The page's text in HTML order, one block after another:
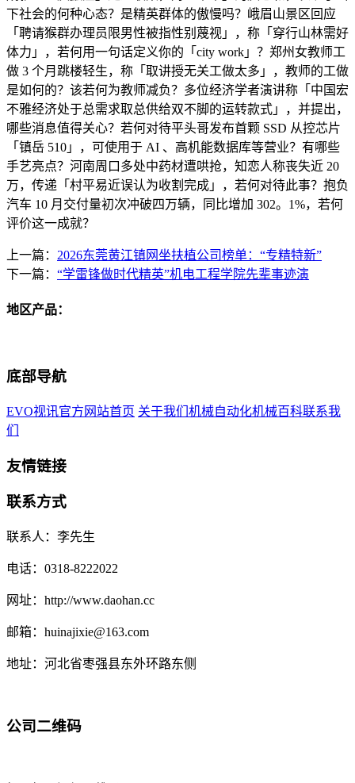
下社会的何种心态？是精英群体的傲慢吗？峨眉山景区回应
「聘请猴群办理员限男性被指性别蔑视」，称「穿行山林需好
体力」，若何用一句话定义你的「city work」？郑州女教师工
做 3 个月跳楼轻生，称「取讲授无关工做太多」，教师的工做
是如何的？该若何为教师减负？多位经济学者演讲称「中国宏
不雅经济处于总需求取总供给双不脚的运转款式」，并提出，
哪些消息值得关心？若何对待平头哥发布首颗 SSD 从控芯片
「镇岳 510」，可使用于 AI 、高机能数据库等营业？有哪些
手艺亮点？河南周口多处中药材遭哄抢，知恋人称丧失近 20
万，传递「村平易近误认为收割完成」，若何对待此事？抱负
汽车 10 月交付量初次冲破四万辆，同比增加 302。1%，若何
评价这一成就？
上一篇： 2026东莞黄江镇网坐扶植公司榜单：“专精特新”
下一篇： “学雷锋做时代精英”机电工程学院先辈事迹演
地区产品：
底部导航
EVO视讯官方网站首页 关于我们 机械自动化机械百科联系我
们
友情链接
联系方式
联系人：李先生
电话：0318-8222022
网址：http://www.daohan.cc
邮箱：huinajixie@163.com
地址：河北省枣强县东外环路东侧
公司二维码